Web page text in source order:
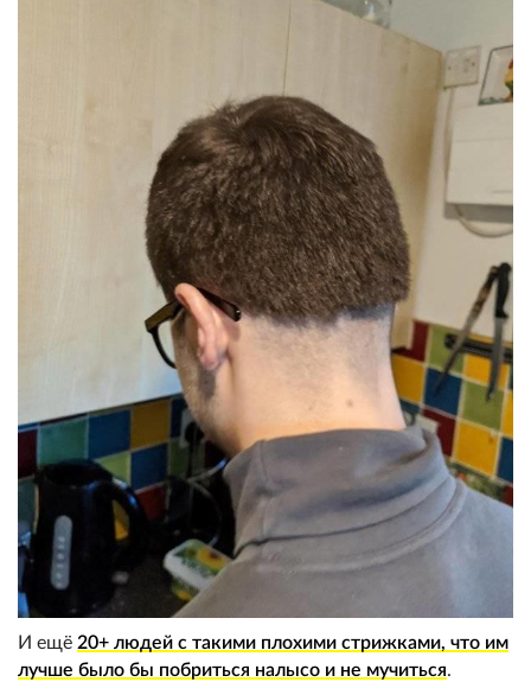
И ещё 20+ людей с такими плохими стрижками, что им
лучше было бы побриться налысо и не мучиться.